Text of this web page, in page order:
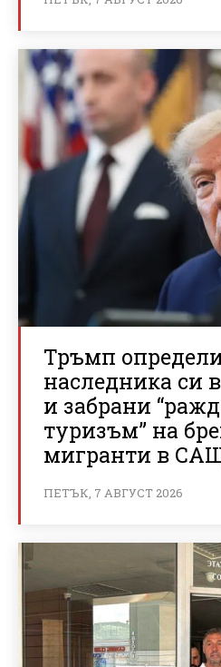
Тръмп
наследника си
и забрани
туризъм” на
мигранти в
ПЕТЪК, 7 АВГУСТ 2026